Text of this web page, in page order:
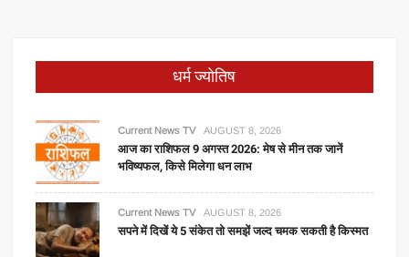
धर्म ज्योतिष
Current News TV AUGUST 8, 2026
आज का राशिफल 9 अगस्त 2026: मेष से मीन तक जानें
भविष्यफल, किसे मिलेगा धन लाभ
Current News TV AUGUST 8, 2026
सपने में दिखें ये 5 संकेत तो समझें जल्द चमक सकती है किस्मत